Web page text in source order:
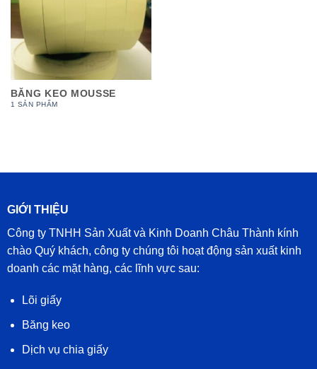
BĂNG KEO MOUSSE
1 SẢN PHẨM
GIỚI THIỆU
Công ty TNHH Sản Xuất và Kinh Doanh Châu Thành kính
chào Quý khách, công ty chúng tôi hoạt động sản xuất kinh
doanh các mặt hàng, các lĩnh vực sau:
Lõi giấy
Băng keo
Dịch vụ chia giấy